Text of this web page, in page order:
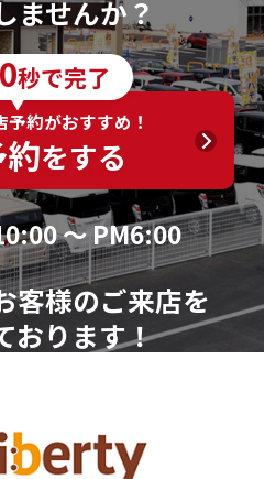
ませんか？
秒で完了
約がおすすめ！
をする
～ PM6:00
客様のご来店を
おります！